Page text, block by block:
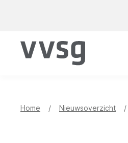
Home / Nieuwsoverzicht /